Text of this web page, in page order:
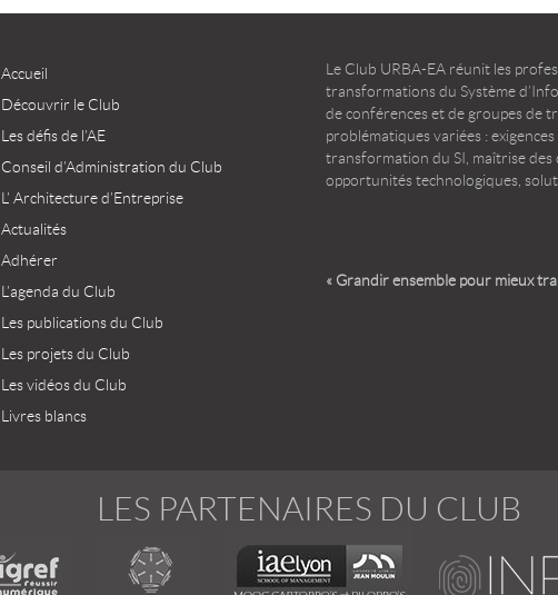
Accueil
Découvrir le Club
Les défis de l’AE
Conseil d’Administration du Club
L’ Architecture d’Entreprise
Actualités
Adhérer
L’agenda du Club
Les publications du Club
Les projets du Club
Les vidéos du Club
Livres blancs
Le Club URBA-EA réunit les
transformations du Système
de conférences et de groupes de
problématiques variées :
transformation du SI, maîtrise des
opportunités technologiques,
« Grandir ensemble pour mieux
LES PARTENAIRES DU CLUB